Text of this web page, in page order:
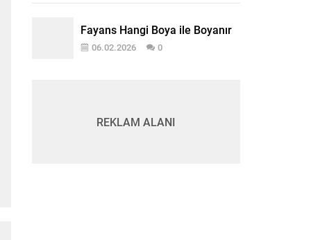
Fayans Hangi Boya ile Boyanır
06.02.2026 0
REKLAM ALANI